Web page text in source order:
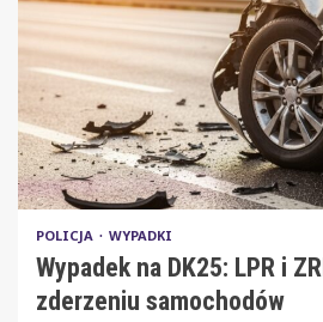
POLICJA WYPADKI
Wypadek na DK25: LPR i
zderzeniu samochodów